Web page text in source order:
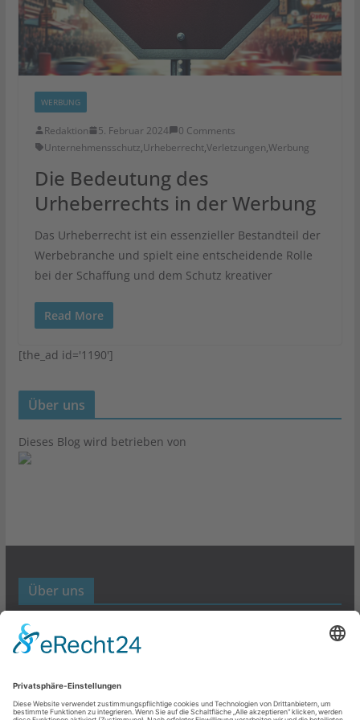
WERBUNG
Redaktion 5. Februar 2024
0 Comments
Unternehmensschutz,Urheberrecht,Verletzungen,Werbung
Die Bedeutung des
Urheberrechts in der Werbung
Das Urheberrecht ist ein essenzieller Bestandteil der
Werbebranche und spielt eine entscheidende Rolle
bei der Schaffung und dem Schutz kreativer
Read More
[the_ad id='1190']
Über uns
Dieses Blog wird betrieben von
Über uns
Werbund- und Marketing Blog
Links
Datenschutz
Impressum